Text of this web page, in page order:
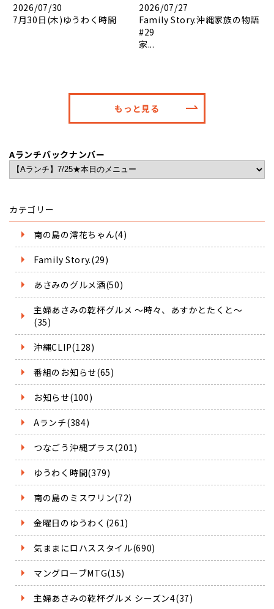
2026/07/30
7月30日(木)ゆうわく時間
2026/07/27
Family Story.沖縄家族の物語
#29
家...
もっと見る
Aランチバックナンバー
カテゴリー
南の島の澪花ちゃん(4)
Family Story.(29)
あさみのグルメ酒(50)
主婦あさみの乾杯グルメ ～時々、あすかとたくと～
(35)
沖縄CLIP(128)
番組のお知らせ(65)
お知らせ(100)
Aランチ(384)
つなごう沖縄プラス(201)
ゆうわく時間(379)
南の島のミスワリン(72)
金曜日のゆうわく(261)
気ままにロハススタイル(690)
マングローブMTG(15)
主婦あさみの乾杯グルメ シーズン4(37)